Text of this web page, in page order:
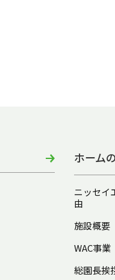
ホーム
ニッセイ
由
施設概要
WAC事業
総園長挨